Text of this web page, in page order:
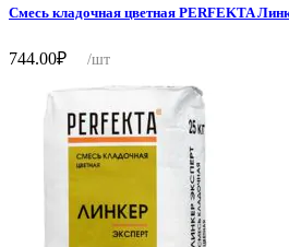
Смесь кладочная цветная PERFEKTA
744.00₽ /шт